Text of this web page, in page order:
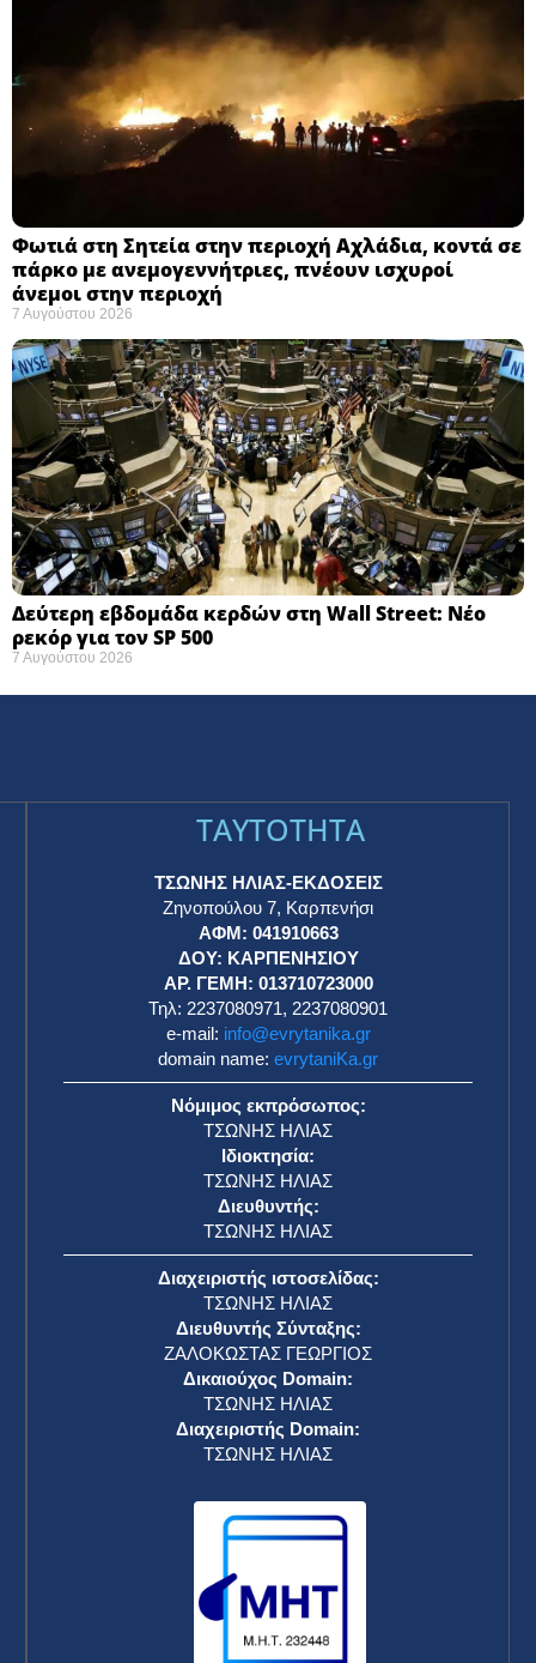
Φωτιά στη Σητεία στην περιοχή Αχλάδια, κοντά σε
πάρκο με ανεμογεννήτριες, πνέουν ισχυροί
άνεμοι στην περιοχή
7 Αυγούστου 2026
Δεύτερη εβδομάδα κερδών στη Wall Street: Νέο
ρεκόρ για τον SP 500
7 Αυγούστου 2026
TAYTOTHTA
ΤΣΩΝΗΣ ΗΛΙΑΣ-ΕΚΔΟΣΕΙΣ
Ζηνοπούλου 7, Καρπενήσι
ΑΦΜ: 041910663
ΔΟΥ: ΚΑΡΠΕΝΗΣΙΟΥ
ΑΡ. ΓΕΜΗ: 013710723000
Τηλ: 2237080971, 2237080901
e-mail: info@evrytanika.gr
domain name: evrytaniKa.gr
Νόμιμος εκπρόσωπος:
ΤΣΩΝΗΣ ΗΛΙΑΣ
Ιδιοκτησία:
ΤΣΩΝΗΣ ΗΛΙΑΣ
Διευθυντής:
ΤΣΩΝΗΣ ΗΛΙΑΣ
Διαχειριστής ιστοσελίδας:
ΤΣΩΝΗΣ ΗΛΙΑΣ
Διευθυντής Σύνταξης:
ΖΑΛΟΚΩΣΤΑΣ ΓΕΩΡΓΙΟΣ
Δικαιούχος Domain:
ΤΣΩΝΗΣ ΗΛΙΑΣ
Διαχειριστής Domain:
ΤΣΩΝΗΣ ΗΛΙΑΣ